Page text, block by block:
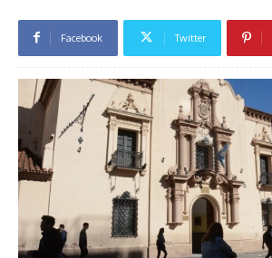
Facebook Twitter